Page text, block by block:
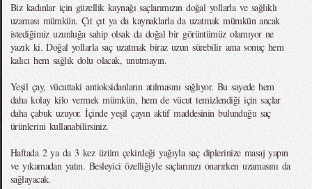
Biz kadınlar için güzellik kaynağı saçlarımızın doğal yollarla ve sağlıklı
uzaması mümkün. Çıt çıt ya da kaynaklarla da uzatmak mümkün ancak
istediğimiz uzunluğa sahip olsak da doğal bir görüntümüz olamıyor ne
yazık ki. Doğal yollarla saç uzatmak biraz uzun sürebilir ama sonuç hem
kalıcı hem sağlık dolu olacak, unutmayın.
Yeşil çay, vücuttaki antioksidanların atılmasını sağlıyor. Bu sayede hem
daha kolay kilo vermek mümkün, hem de vücut temizlendiği için saçlar
daha çabuk uzuyor. İçinde yeşil çayın aktif maddesinin bulunduğu saç
ürünlerini kullanabilirsiniz.
Haftada 2 ya da 3 kez üzüm çekirdeği yağıyla saç diplerinize masaj yapın
ve yıkamadan yatın. Besleyici özelliğiyle saçlarınızı onarırken uzamasını da
sağlayacak.